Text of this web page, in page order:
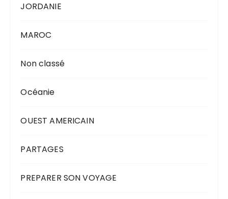
JORDANIE
MAROC
Non classé
Océanie
OUEST AMERICAIN
PARTAGES
PREPARER SON VOYAGE